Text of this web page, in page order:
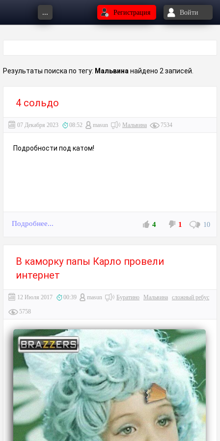
... Регистрация Войти
Результаты поиска по тегу: Мальвина найдено 2 записей.
4 сольдо
07 Декабря 2023 08:52 masun Мальвина 7534
Подробности под катом!
Подробнее... 4 1 10
В каморку папы Карло провели
интернет
12 Июля 2017 00:39 masun Буратино Мальвина сложный ребус
5758